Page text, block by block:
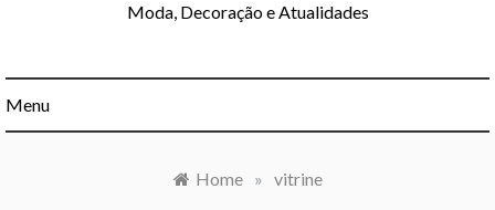
Moda, Decoração e Atualidades
Menu
Home » vitrine